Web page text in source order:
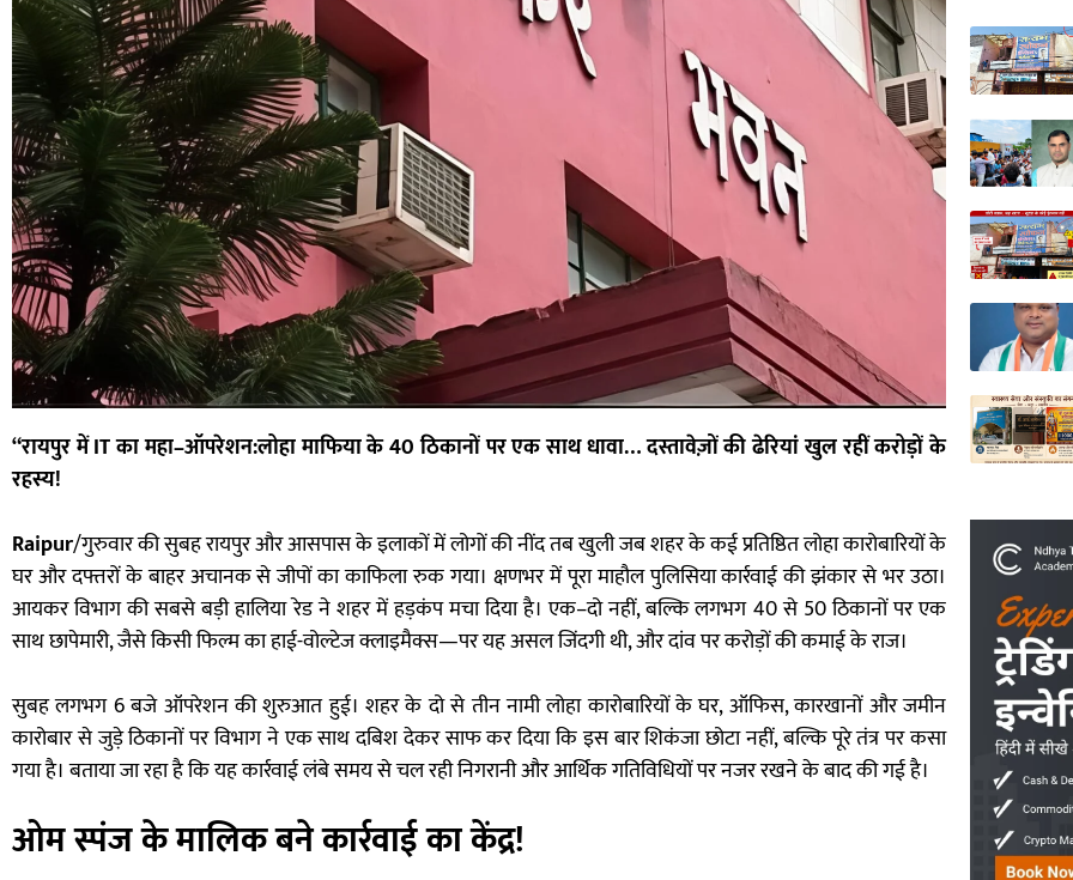
“रायपुर में IT का महा–ऑपरेशन:लोहा माफिया के 40 ठिकानों पर एक साथ धावा… दस्तावेज़ों की ढेरियां खुल रहीं करोड़ों के
रहस्य!
Raipur/गुरुवार की सुबह रायपुर और आसपास के इलाकों में लोगों की नींद तब खुली जब शहर के कई प्रतिष्ठित लोहा कारोबारियों के
घर और दफ्तरों के बाहर अचानक से जीपों का काफिला रुक गया। क्षणभर में पूरा माहौल पुलिसिया कार्रवाई की झंकार से भर उठा।
आयकर विभाग की सबसे बड़ी हालिया रेड ने शहर में हड़कंप मचा दिया है। एक–दो नहीं, बल्कि लगभग 40 से 50 ठिकानों पर एक
साथ छापेमारी, जैसे किसी फिल्म का हाई-वोल्टेज क्लाइमैक्स—पर यह असल जिंदगी थी, और दांव पर करोड़ों की कमाई के राज।
सुबह लगभग 6 बजे ऑपरेशन की शुरुआत हुई। शहर के दो से तीन नामी लोहा कारोबारियों के घर, ऑफिस, कारखानों और जमीन
कारोबार से जुड़े ठिकानों पर विभाग ने एक साथ दबिश देकर साफ कर दिया कि इस बार शिकंजा छोटा नहीं, बल्कि पूरे तंत्र पर कसा
गया है। बताया जा रहा है कि यह कार्रवाई लंबे समय से चल रही निगरानी और आर्थिक गतिविधियों पर नजर रखने के बाद की गई है।
ओम स्पंज के मालिक बने कार्रवाई का केंद्र!